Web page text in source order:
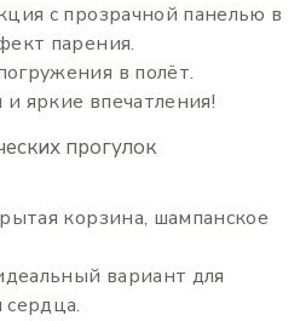
с прозрачной панелью в
парения.
в полёт.
яркие впечатления!
прогулок
корзина, шампанское
вариант для